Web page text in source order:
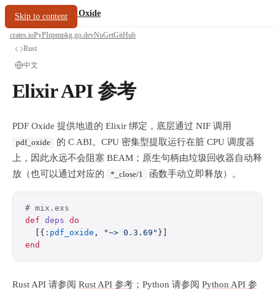
Skip to content
oxide.fyi/PDF Oxide
crates.ioPyPInpmpkg.go.devNuGetGitHub
Rust
中文
Elixir API 参考
PDF Oxide 提供地道的 Elixir 绑定，底层通过 NIF 调用
pdf_oxide
的 C ABI。CPU 密集型提取运行在脏 CPU 调度器
上，因此永远不会阻塞 BEAM；原生句柄由垃圾回收器自动释
放（也可以通过对应的
*_close/1 函数手动立即释放）。
# mix.exs
def deps do
  [{
:pdf_oxide , "~> 0.3.69" }]
end
Rust API 请参阅 Rust API 参考 ；Python 请参阅 Python API 参